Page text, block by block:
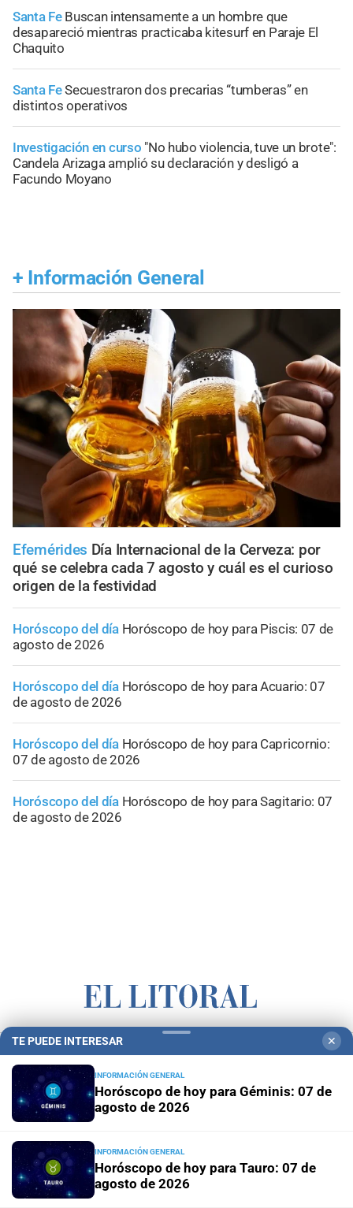
Santa Fe Buscan intensamente a un hombre que
desapareció mientras practicaba kitesurf en Paraje El
Chaquito
Santa FeSecuestraron dos precarias “tumberas” en
distintos operativos
Investigación en curso "No hubo violencia, tuve un brote":
Candela Arizaga amplió su declaración y desligó a
Facundo Moyano
+ Información General
Efemérides Día Internacional de la Cerveza: por
qué se celebra cada 7 agosto y cuál es el curioso
origen de la festividad
Horóscopo del día Horóscopo de hoy para Piscis: 07 de
agosto de 2026
Horóscopo del día Horóscopo de hoy para Acuario: 07
de agosto de 2026
Horóscopo del día Horóscopo de hoy para Capricornio:
07 de agosto de 2026
Horóscopo del día Horóscopo de hoy para Sagitario: 07
de agosto de 2026
Campolitoral Revista Nosotros
CYD Litoral
Podcasts
Mirador Provincial VivíMejor SF
Notife Educacion SF
TE PUEDE INTERESAR ✕
INFORMACIÓN GENERAL
Horóscopo de hoy para Géminis: 07 de
agosto de 2026
INFORMACIÓN GENERAL
Horóscopo de hoy para Tauro: 07 de
agosto de 2026